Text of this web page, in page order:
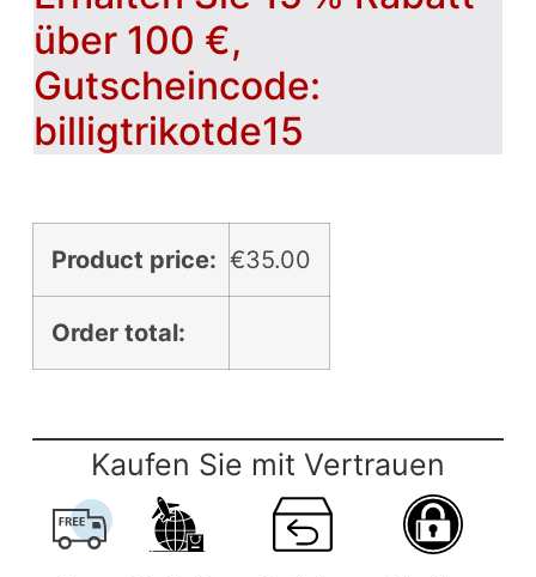
über 100 €,
Gutscheincode:
billigtrikotde15
Product price: €35.00
Order total:
Kaufen Sie mit Vertrauen